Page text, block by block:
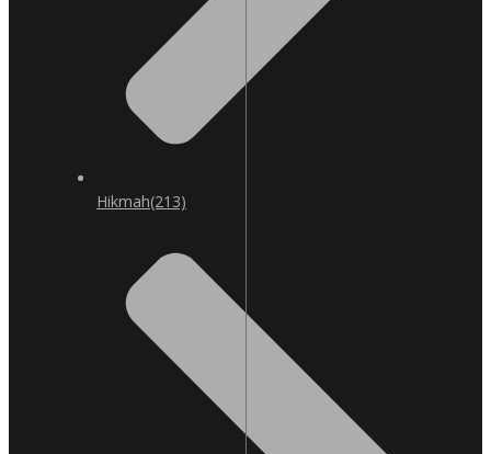
Hikmah(213)